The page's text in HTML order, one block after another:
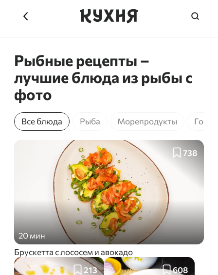
Рыбные рецепты –
лучшие блюда из рыбы с
фото
Все блюда Рыба Морепродукты
738
20 мин
Брускетта с лососем и авокадо
213
608